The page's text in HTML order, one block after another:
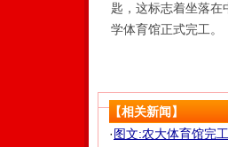
匙，这标志着坐落
学体育馆正式完工。
【相关新闻】
·图文:农大体育馆完